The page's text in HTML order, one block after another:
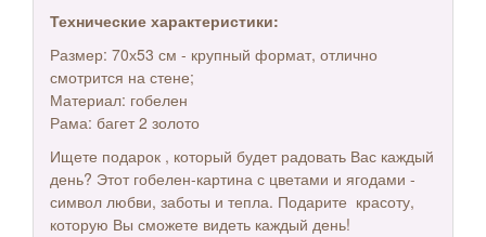
Технические характеристики:
Размер: 70х53 см - крупный формат, отлично
смотрится на стене;
Материал: гобелен
Рама: багет 2 золото
Ищете подарок , который будет радовать Вас каждый
день? Этот гобелен-картина с цветами и ягодами -
символ любви, заботы и тепла. Подарите красоту,
которую Вы сможете видеть каждый день!